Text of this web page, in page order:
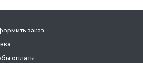
заказ
оплаты